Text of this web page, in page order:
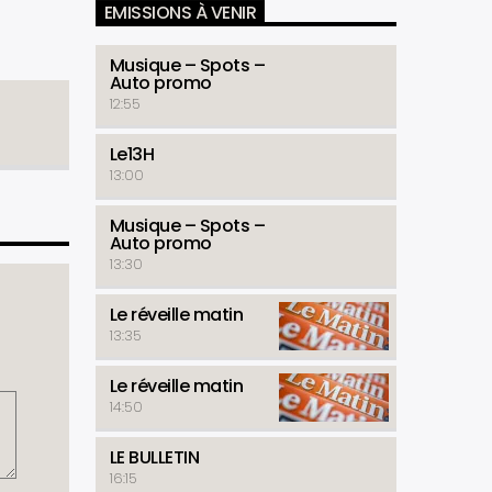
EMISSIONS À VENIR
Musique – Spots –
Auto promo
12:55
Le13H
13:00
Musique – Spots –
Auto promo
13:30
Le réveille matin
13:35
Le réveille matin
14:50
LE BULLETIN
16:15